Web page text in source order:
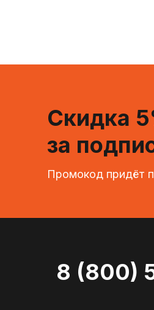
Скидка
за
Промокод придёт
8 (800)